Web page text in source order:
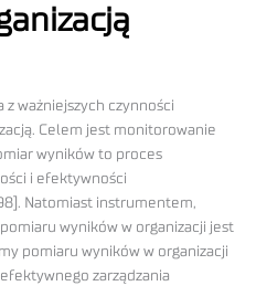
ważniejszych czynności
Celem jest monitorowanie
wyników to proces
i efektywności
Natomiast instrumentem,
wyników w organizacji jest
pomiaru wyników w organizacji
zarządzania